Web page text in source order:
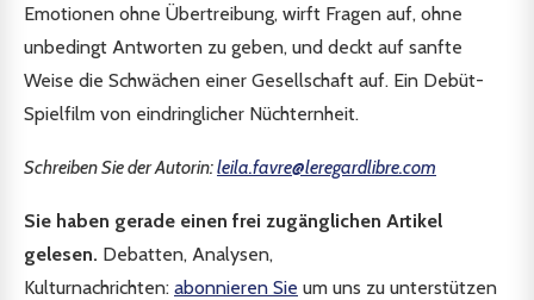
Emotionen ohne Übertreibung, wirft Fragen auf, ohne
unbedingt Antworten zu geben, und deckt auf sanfte
Weise die Schwächen einer Gesellschaft auf. Ein Debüt-
Spielfilm von eindringlicher Nüchternheit.
Schreiben Sie der Autorin:leila.favre@leregardlibre.com
Sie haben gerade einen frei zugänglichen Artikel
gelesen. Debatten, Analysen,
Kulturnachrichten: abonnieren Sie um uns zu unterstützen